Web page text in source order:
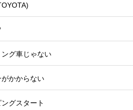
ング車じゃない
がかからない
グスタート